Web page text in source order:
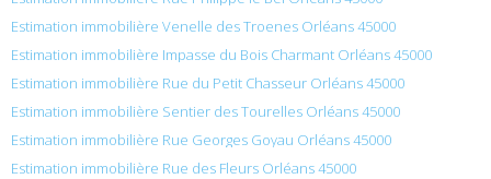
Estimation immobilière Venelle des Troenes Orléans 45000
Estimation immobilière Impasse du Bois Charmant Orléans 45000
Estimation immobilière Rue du Petit Chasseur Orléans 45000
Estimation immobilière Sentier des Tourelles Orléans 45000
Estimation immobilière Rue Georges Goyau Orléans 45000
Estimation immobilière Rue des Fleurs Orléans 45000